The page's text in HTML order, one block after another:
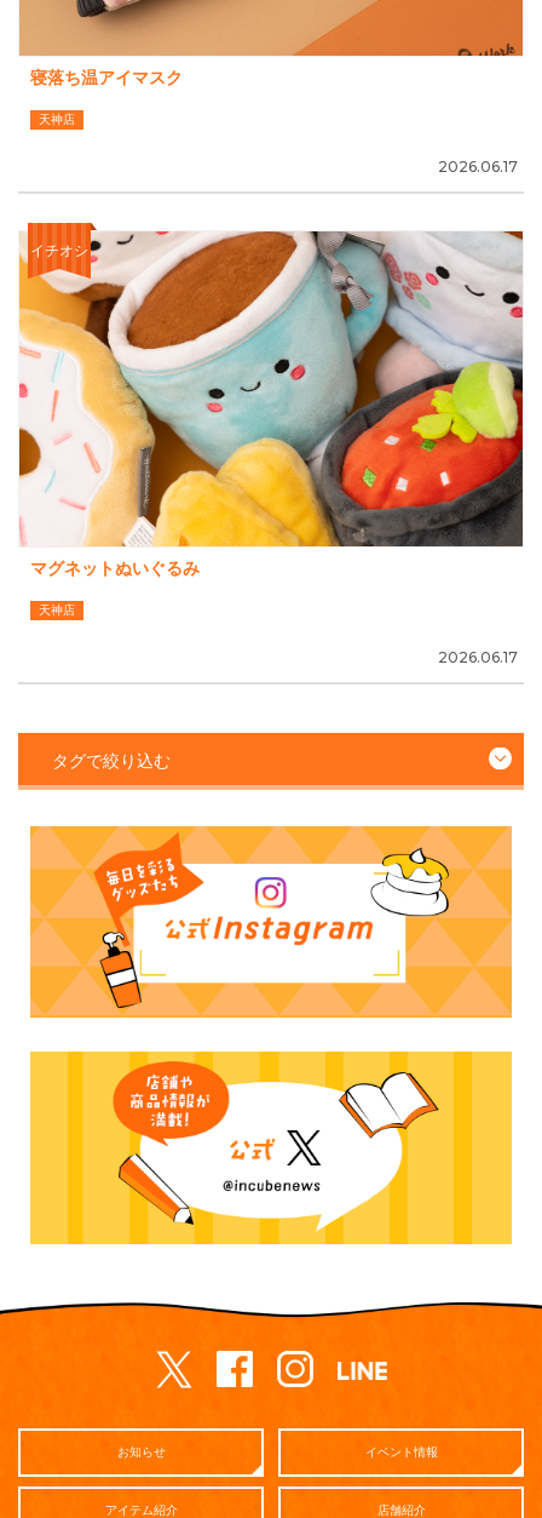
寝落ち温アイマスク
天神店
2026.06.17
イチオシ
マグネットぬいぐるみ
天神店
2026.06.17
タグで絞り込む
お知らせ イベント情報
アイテム紹介 店舗紹介